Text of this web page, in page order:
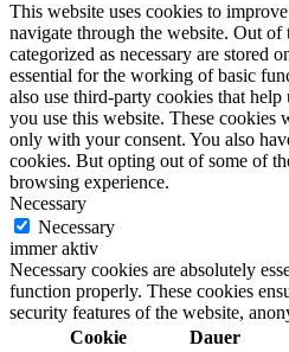
This website uses cookies to
navigate through the website. Out of
categorized as necessary are stored
essential for the working of basic
also use third-party cookies that
you use this website. These
only with your consent. You also
cookies. But opting out of some of
browsing experience.
Necessary
Necessary
immer aktiv
Necessary cookies are absolutely
function properly. These cookies
security features of the website,
Cookie
Dauer